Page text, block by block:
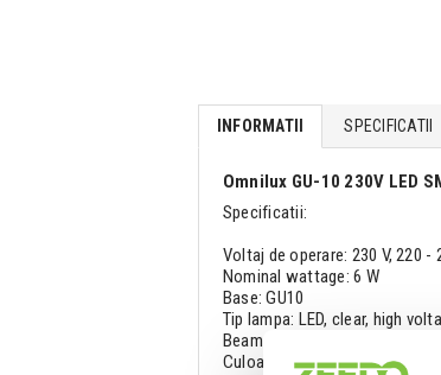
INFORMATII SPECIFICATII
Omnilux GU-10 230V LED
Specificatii:
Voltaj de operare: 230 V, 220 -
Nominal wattage: 6 W
Base: GU10
Tip lampa: LED, clear, high
Beam angle: 38°
Culoare lumina: Alb